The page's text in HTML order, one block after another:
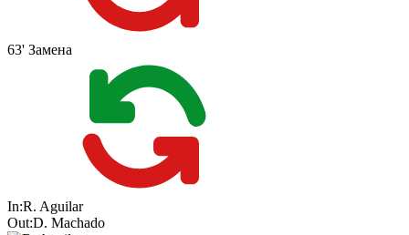
63' Замена
In:R. Aguilar
Out:D. Machado